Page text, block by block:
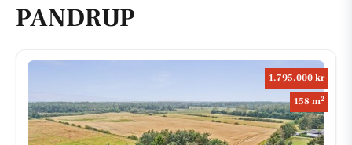
PANDRUP
1.795.000 kr
158 m2